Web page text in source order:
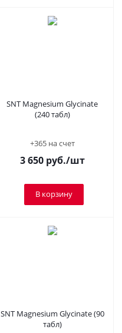
SNT Magnesium Glycinate
(240 табл)
+365 на счет
3 650руб./шт
В корзину
SNT Magnesium Glycinate (90
табл)